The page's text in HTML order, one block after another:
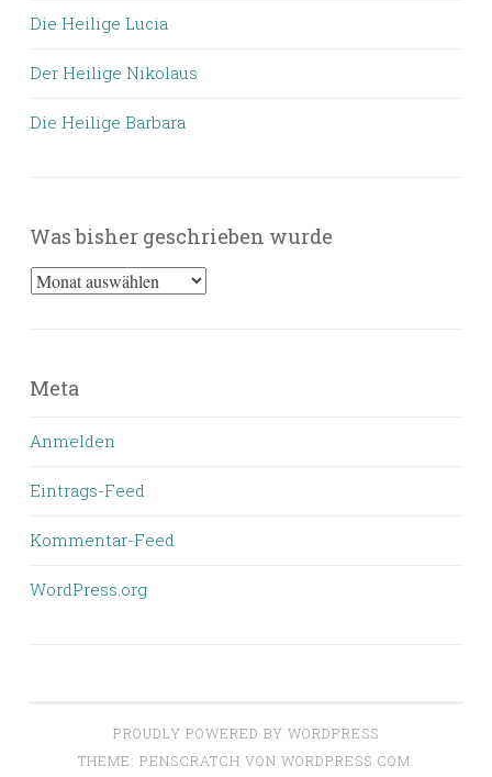
Die Heilige Lucia
Der Heilige Nikolaus
Die Heilige Barbara
Was bisher geschrieben wurde
Was
wurde
Meta
Anmelden
Eintrags-Feed
Kommentar-Feed
WordPress.org
PROUDLY POWERED BY WORDPRESS
THEME: PENSCRATCH VON WORDPRESS.COM